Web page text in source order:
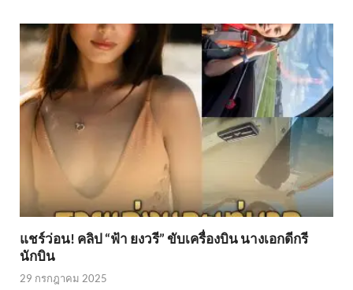
แชร์ว่อน! คลิป “ฟ้า ยงวรี” ขับเครื่องบิน นางเอกดีกรี
นักบิน
29 กรกฎาคม 2025